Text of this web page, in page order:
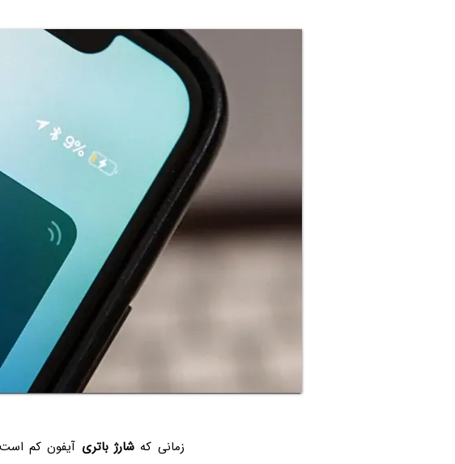
زمانی کهشارژ باتری آیفون کم